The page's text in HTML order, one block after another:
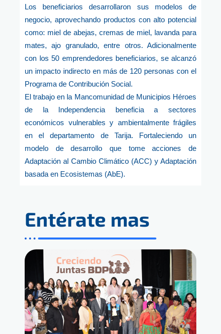
Los beneficiarios desarrollaron sus modelos de
negocio, aprovechando productos con alto potencial
como: miel de abejas, cremas de miel, lavanda para
mates, ajo granulado, entre otros. Adicionalmente
con los 50 emprendedores beneficiarios, se alcanzó
un impacto indirecto en más de 120 personas con el
Programa de Contribución Social.
El trabajo en la Mancomunidad de Municipios Héroes
de la Independencia beneficia a sectores
económicos vulnerables y ambientalmente frágiles
en el departamento de Tarija. Fortaleciendo un
modelo de desarrollo que tome acciones de
Adaptación al Cambio Climático (ACC) y Adaptación
basada en Ecosistemas (AbE).
Entérate mas